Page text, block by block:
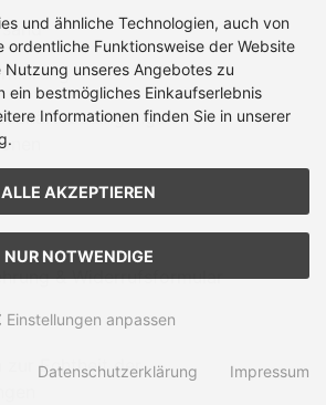
mit
& Widerrufsformular
zur Echtheit der
und ähnliche Technologien, auch von
ordentliche Funktionsweise der Website
unseres Angebotes zu
ein bestmögliches Einkaufserlebnis
Informationen finden Sie in unserer
ALLE AKZEPTIEREN
NUR NOTWENDIGE
Einstellungen anpassen
Datenschutzerklärung Impressum